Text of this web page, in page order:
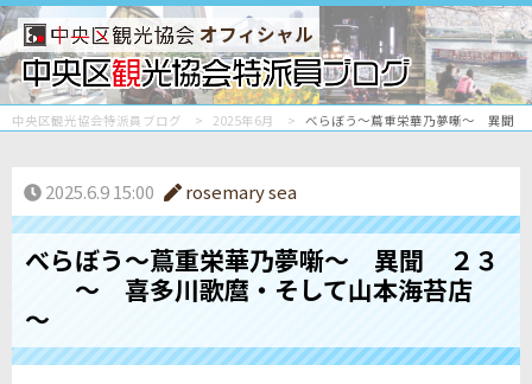
オフィシャル
中央区観光協会特派員ブログ 2025年6月 べらぼう～蔦重栄華乃夢噺～ 異
2025.6.9 15:00 rosemary sea
べらぼう～蔦重栄華乃夢噺～ 異聞 ２３
～ 喜多川歌麿・そして山本海苔店
～